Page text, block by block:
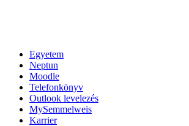
Egyetem
Neptun
Moodle
Telefonkönyv
Outlook levelezés
MySemmelweis
Karrier